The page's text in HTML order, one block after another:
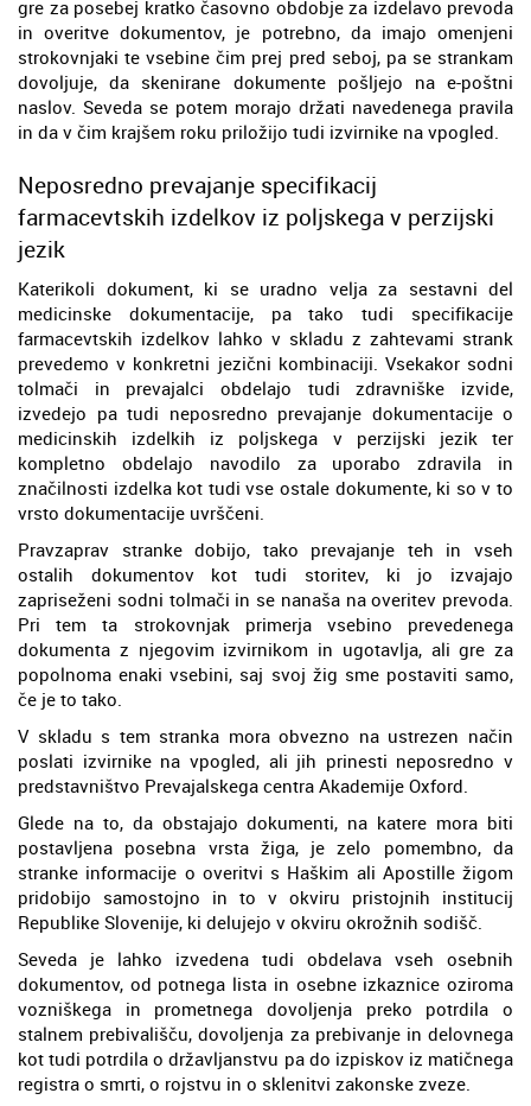
gre za posebej kratko časovno obdobje za izdelavo prevoda
in overitve dokumentov, je potrebno, da imajo omenjeni
strokovnjaki te vsebine čim prej pred seboj, pa se strankam
dovoljuje, da skenirane dokumente pošljejo na e-poštni
naslov. Seveda se potem morajo držati navedenega pravila
in da v čim krajšem roku priložijo tudi izvirnike na vpogled.
Neposredno prevajanje specifikacij
farmacevtskih izdelkov iz poljskega v perzijski
jezik
Katerikoli dokument, ki se uradno velja za sestavni del
medicinske dokumentacije, pa tako tudi specifikacije
farmacevtskih izdelkov lahko v skladu z zahtevami strank
prevedemo v konkretni jezični kombinaciji. Vsekakor sodni
tolmači in prevajalci obdelajo tudi zdravniške izvide,
izvedejo pa tudi neposredno prevajanje dokumentacije o
medicinskih izdelkih iz poljskega v perzijski jezik ter
kompletno obdelajo navodilo za uporabo zdravila in
značilnosti izdelka kot tudi vse ostale dokumente, ki so v to
vrsto dokumentacije uvrščeni.
Pravzaprav stranke dobijo, tako prevajanje teh in vseh
ostalih dokumentov kot tudi storitev, ki jo izvajajo
zapriseženi sodni tolmači in se nanaša na overitev prevoda.
Pri tem ta strokovnjak primerja vsebino prevedenega
dokumenta z njegovim izvirnikom in ugotavlja, ali gre za
popolnoma enaki vsebini, saj svoj žig sme postaviti samo,
če je to tako.
V skladu s tem stranka mora obvezno na ustrezen način
poslati izvirnike na vpogled, ali jih prinesti neposredno v
predstavništvo Prevajalskega centra Akademije Oxford.
Glede na to, da obstajajo dokumenti, na katere mora biti
postavljena posebna vrsta žiga, je zelo pomembno, da
stranke informacije o overitvi s Haškim ali Apostille žigom
pridobijo samostojno in to v okviru pristojnih institucij
Republike Slovenije, ki delujejo v okviru okrožnih sodišč.
Seveda je lahko izvedena tudi obdelava vseh osebnih
dokumentov, od potnega lista in osebne izkaznice oziroma
vozniškega in prometnega dovoljenja preko potrdila o
stalnem prebivališču, dovoljenja za prebivanje in delovnega
kot tudi potrdila o državljanstvu pa do izpiskov iz matičnega
registra o smrti, o rojstvu in o sklenitvi zakonske zveze.